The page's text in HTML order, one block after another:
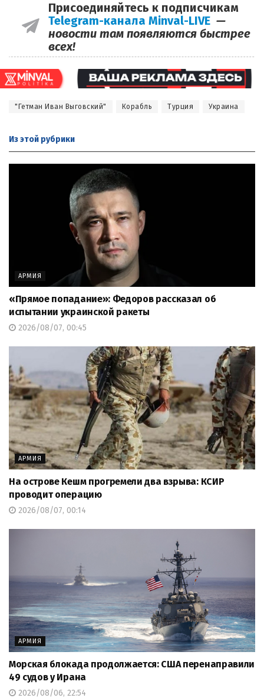
Присоединяйтесь к подписчикам
Telegram-канала Minval-LIVE —
новости там появляются быстрее
всех!
"Гетман Иван Выговский" Корабль Турция Украина
Из этой рубрики
АРМИЯ
«Прямое попадание»: Федоров рассказал об
испытании украинской ракеты
2026/08/07, 00:45
АРМИЯ
На острове Кешм прогремели два взрыва: КСИР
проводит операцию
2026/08/07, 00:14
АРМИЯ
Морская блокада продолжается: США перенаправили
49 судов у Ирана
2026/08/06, 22:54